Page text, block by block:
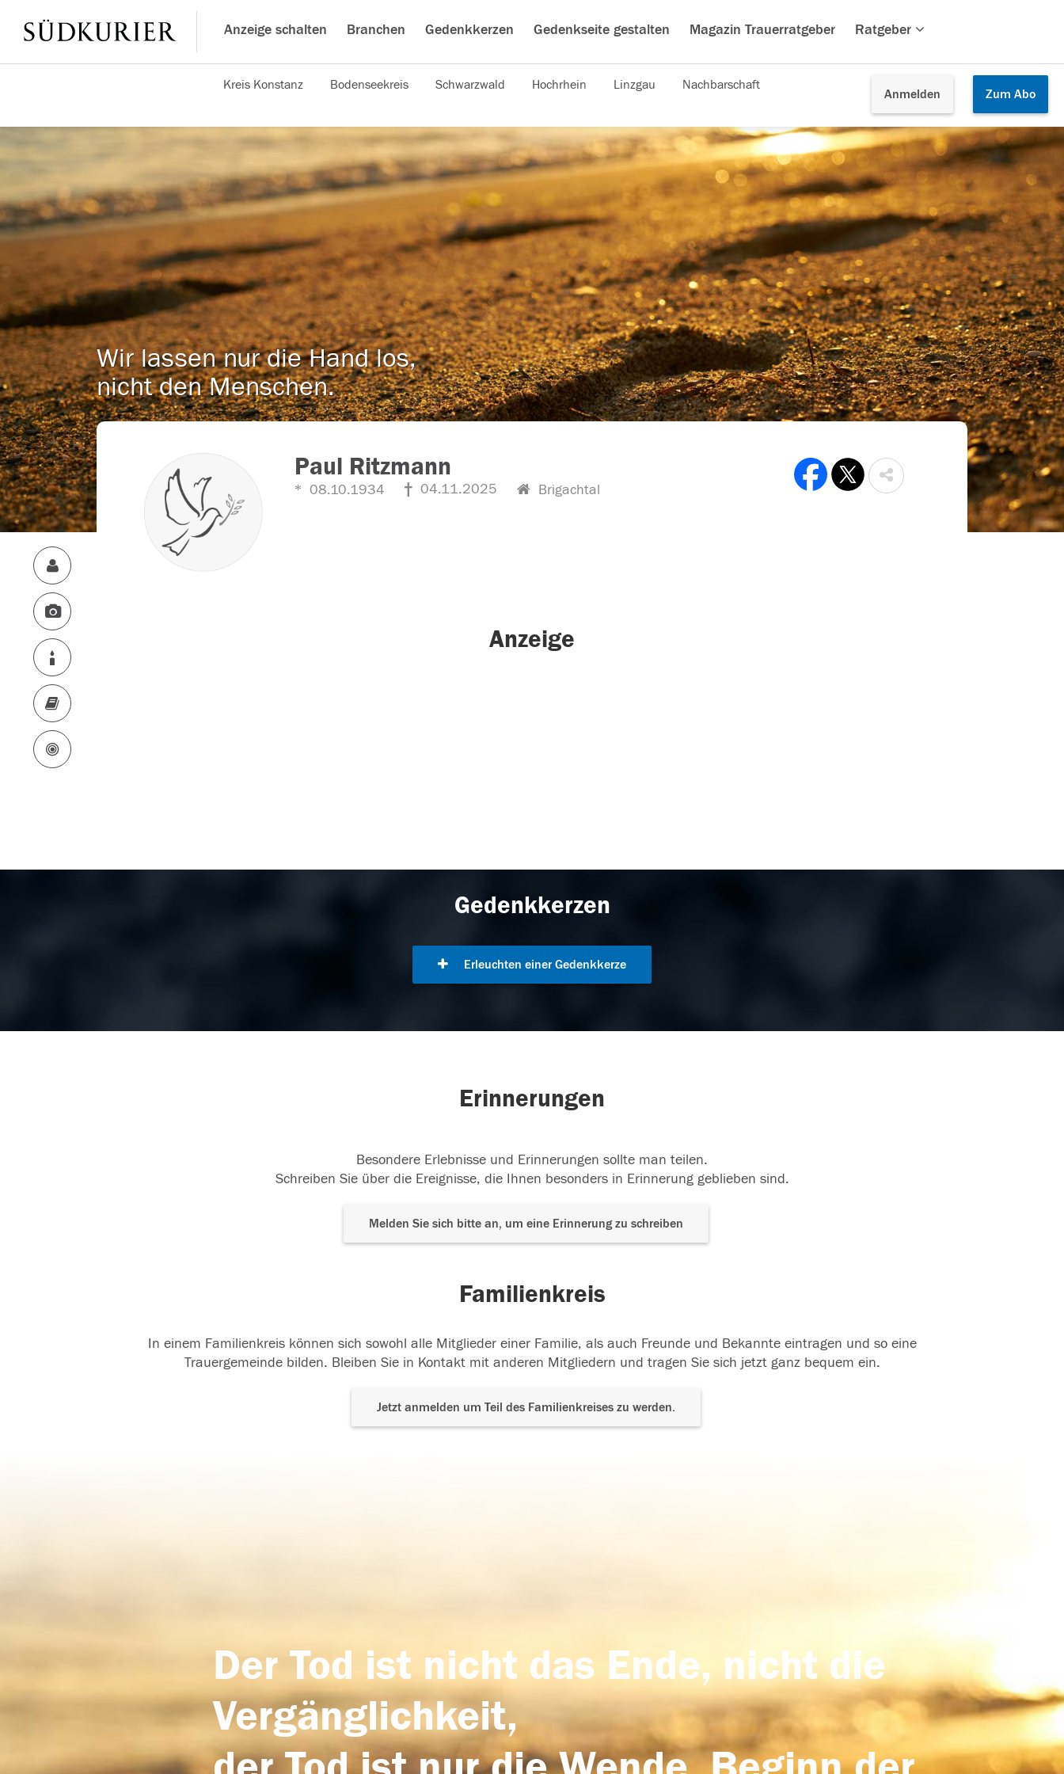
Anzeige schalten Branchen Gedenkkerzen Gedenkseite gestalten Magazin Trauerratgeber Ratgeber
Anmelden Zum Abo
Kreis Konstanz Bodenseekreis Schwarzwald Hochrhein Linzgau Nachbarschaft
Wir lassen nur die Hand los,
nicht den Menschen.
Paul Ritzmann
08.10.1934 04.11.2025 Brigachtal
Anzeige
Gedenkkerzen
Erleuchten einer Gedenkkerze
Erinnerungen
Besondere Erlebnisse und Erinnerungen sollte man teilen.
Schreiben Sie über die Ereignisse, die Ihnen besonders in Erinnerung geblieben sind.
Melden Sie sich bitte an, um eine Erinnerung zu schreiben
Familienkreis
In einem Familienkreis können sich sowohl alle Mitglieder einer Familie, als auch Freunde und Bekannte eintragen und so eine
Trauergemeinde bilden. Bleiben Sie in Kontakt mit anderen Mitgliedern und tragen Sie sich jetzt ganz bequem ein.
Jetzt anmelden um Teil des Familienkreises zu werden.
Der Tod ist nicht das Ende, nicht die
Vergänglichkeit,